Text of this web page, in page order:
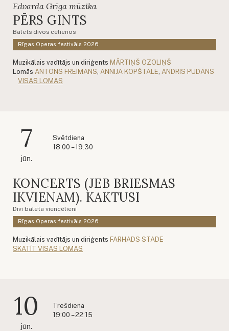
Edvarda Grīga mūzika
PĒRS GINTS
Balets divos cēlienos
Rīgas Operas festivāls 2026
Muzikālais vadītājs un diriģents MĀRTIŅŠ OZOLIŅŠ
Lomās ANTONS FREIMANS ANNIJA KOPŠTĀLE ANDRIS PUDĀNS
VISAS LOMAS
7
jūn.
Svētdiena
18:00 – 19:30
KONCERTS (JEB BRIESMAS
IKVIENAM). KAKTUSI
Divi baleta viencēlieni
Rīgas Operas festivāls 2026
Muzikālais vadītājs un diriģents FARHADS STADE
SKATĪT VISAS LOMAS
10
jūn.
Trešdiena
19:00 – 22:15